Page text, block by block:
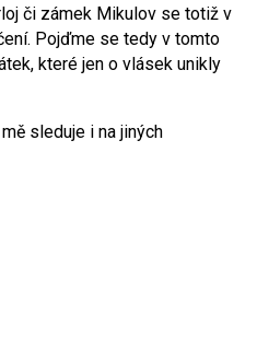
či zámek Mikulov se totiž v
Pojďme se tedy v tomto
které jen o vlásek unikly
sleduje i na jiných